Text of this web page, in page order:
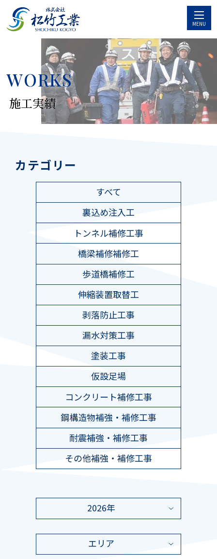
MENU
WORKS
施工実績
カテゴリー
すべて
裏込め注入工
トンネル補修工事
橋梁補修補修工
歩道橋補修工
伸縮装置取替工
剥落防止工事
漏水対策工事
塗装工事
仮設足場
コンクリート補修工事
鋼構造物補強・補修工事
耐震補強・補修工事
その他補強・補修工事
2026年
エリア